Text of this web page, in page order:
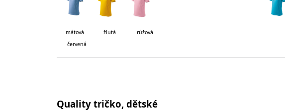
mátová
žlutá růžová tyrkysová
červená
Quality tričko, dětské